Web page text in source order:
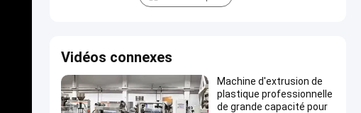
Vidéos connexes
Machine d'extrusion de
plastique professionnelle
de grande capacité pour